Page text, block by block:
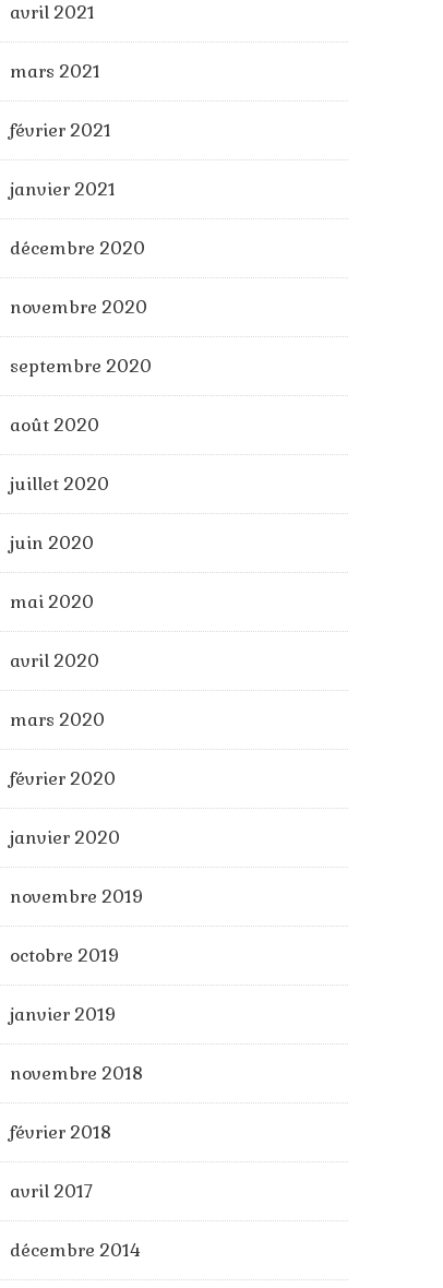
avril 2021
mars 2021
février 2021
janvier 2021
décembre 2020
novembre 2020
septembre 2020
août 2020
juillet 2020
juin 2020
mai 2020
avril 2020
mars 2020
février 2020
janvier 2020
novembre 2019
octobre 2019
janvier 2019
novembre 2018
février 2018
avril 2017
décembre 2014